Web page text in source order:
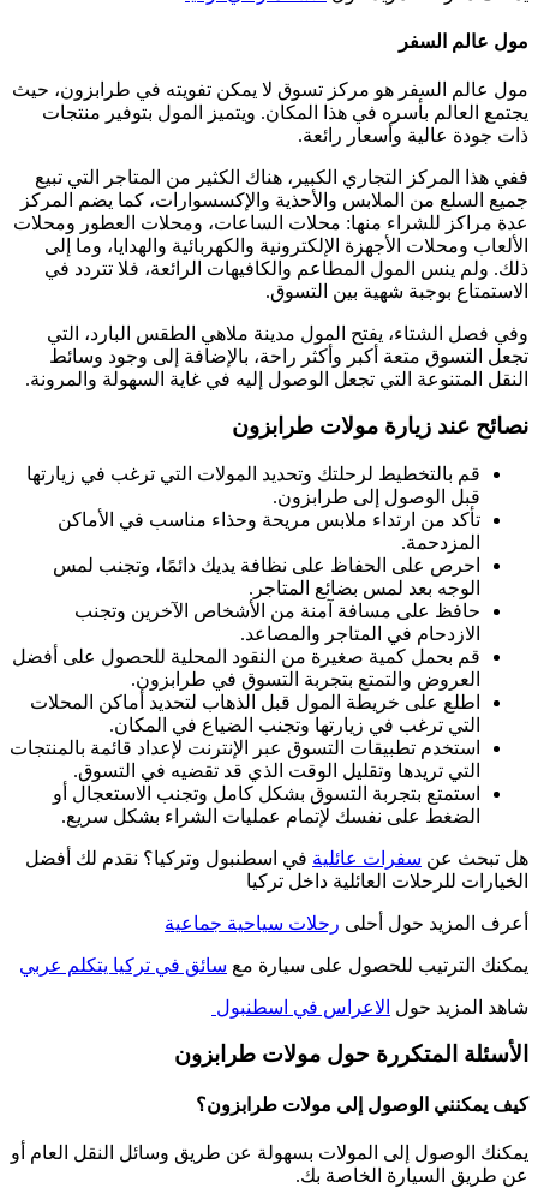
مول عالم السفر
مول عالم السفر هو مركز تسوق لا يمكن تفويته في طرابزون، حيث
يجتمع العالم بأسره في هذا المكان. ويتميز المول بتوفير منتجات
ذات جودة عالية وأسعار رائعة.
ففي هذا المركز التجاري الكبير، هناك الكثير من المتاجر التي تبيع
جميع السلع من الملابس والأحذية والإكسسوارات، كما يضم المركز
عدة مراكز للشراء منها: محلات الساعات، ومحلات العطور ومحلات
الألعاب ومحلات الأجهزة الإلكترونية والكهربائية والهدايا، وما إلى
ذلك. ولم ينس المول المطاعم والكافيهات الرائعة، فلا تتردد في
الاستمتاع بوجبة شهية بين التسوق.
وفي فصل الشتاء، يفتح المول مدينة ملاهي الطقس البارد، التي
تجعل التسوق متعة أكبر وأكثر راحة، بالإضافة إلى وجود وسائط
النقل المتنوعة التي تجعل الوصول إليه في غاية السهولة والمرونة.
نصائح عند زيارة مولات طرابزون
قم بالتخطيط لرحلتك وتحديد المولات التي ترغب في زيارتها
قبل الوصول إلى طرابزون.
تأكد من ارتداء ملابس مريحة وحذاء مناسب في الأماكن
المزدحمة.
احرص على الحفاظ على نظافة يديك دائمًا، وتجنب لمس
الوجه بعد لمس بضائع المتاجر.
حافظ على مسافة آمنة من الأشخاص الآخرين وتجنب
الازدحام في المتاجر والمصاعد.
قم بحمل كمية صغيرة من النقود المحلية للحصول على أفضل
العروض والتمتع بتجربة التسوق في طرابزون.
اطلع على خريطة المول قبل الذهاب لتحديد أماكن المحلات
التي ترغب في زيارتها وتجنب الضياع في المكان.
استخدم تطبيقات التسوق عبر الإنترنت لإعداد قائمة بالمنتجات
التي تريدها وتقليل الوقت الذي قد تقضيه في التسوق.
استمتع بتجربة التسوق بشكل كامل وتجنب الاستعجال أو
الضغط على نفسك لإتمام عمليات الشراء بشكل سريع.
هل تبحث عن سفرات عائلية في اسطنبول وتركيا؟ نقدم لك أفضل
الخيارات للرحلات العائلية داخل تركيا
أعرف المزيد حول أحلى رحلات سياحية جماعية
يمكنك الترتيب للحصول على سيارة مع سائق في تركيا يتكلم عربي
شاهد المزيد حول الاعراس في اسطنبول
الأسئلة المتكررة حول مولات طرابزون
كيف يمكنني الوصول إلى مولات طرابزون؟
يمكنك الوصول إلى المولات بسهولة عن طريق وسائل النقل العام أو
عن طريق السيارة الخاصة بك.